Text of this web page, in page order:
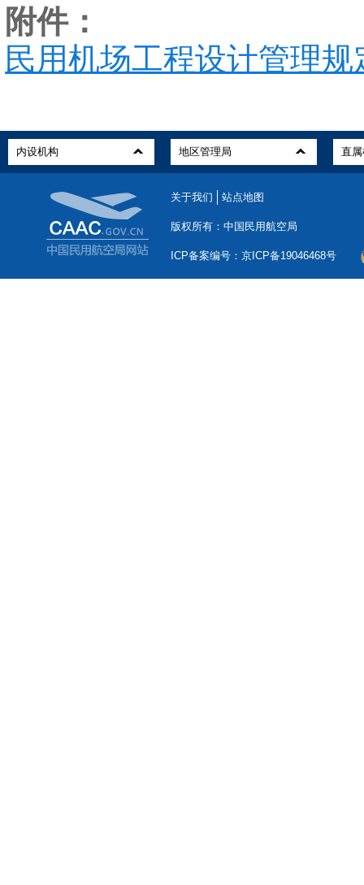
附件：
民用机场工程设计管理规
关于我们 站点地图
版权所有：中国民用航空局
ICP备案编号：京ICP备19046468号